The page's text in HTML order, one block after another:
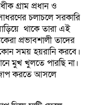
গ্রাম প্রধান ও
চলাচলে সরকারি
থাকে তারা এই
প্রভাবশালী তাদের
সময় হয়রানি করবে।
মুখ খুলতে পারছি না।
করতে আসলে